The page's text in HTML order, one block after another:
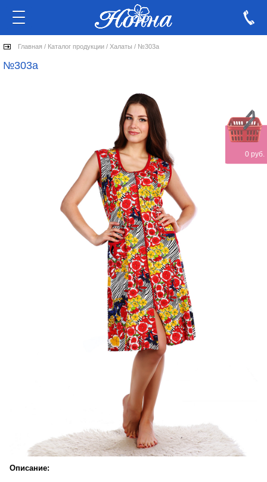
Главная / Каталог продукции / Халаты / №303а
№303а
Описание:
0 руб.